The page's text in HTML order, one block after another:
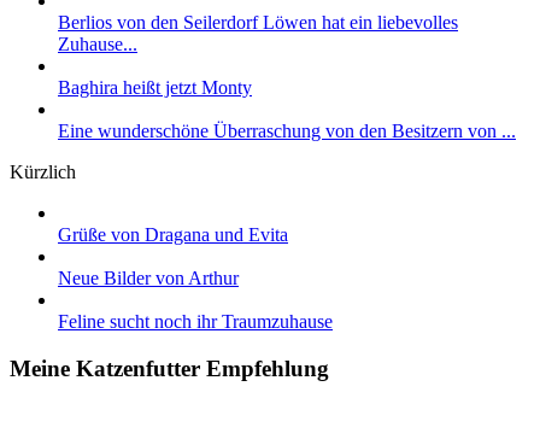
Berlios von den Seilerdorf Löwen hat ein liebevolles
Zuhause...
Baghira heißt jetzt Monty
Eine wunderschöne Überraschung von den Besitzern von ...
Kürzlich
Grüße von Dragana und Evita
Neue Bilder von Arthur
Feline sucht noch ihr Traumzuhause
Meine Katzenfutter Empfehlung